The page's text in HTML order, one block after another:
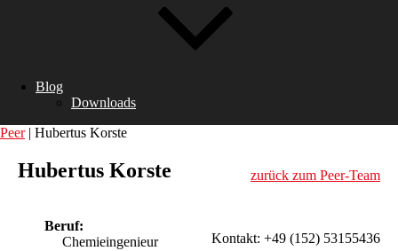
Blog
Downloads
Peer| Hubertus Korste
zurück zum Peer-Team
Hubertus Korste
Kontakt: +49 (152) 53155436
Beruf:
Chemieingenieur